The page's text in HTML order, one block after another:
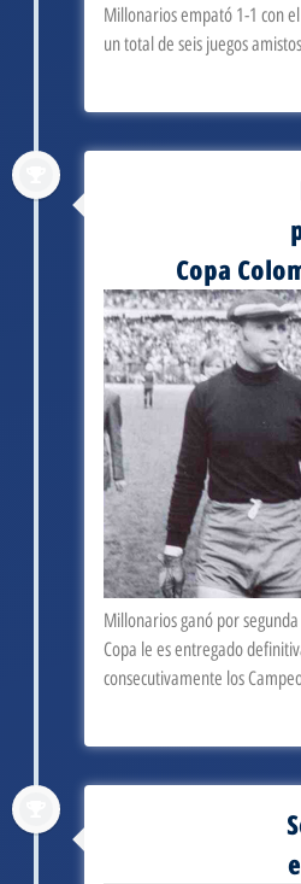
Millonarios empató 1-1 con
un total de seis juegos
Copa
Millonarios ganó por
Copa le es entregado
consecutivamente los